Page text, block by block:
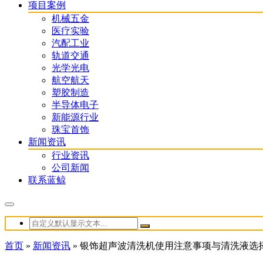
项目案例
机械五金
医疗实验
汽配工业
轨道交通
光学光电
航空航天
塑胶制造
半导体电子
新能源行业
珠宝首饰
新闻资讯
行业资讯
公司新闻
联系蓝鲸
首页 » 新闻资讯 » 银饰超声波清洗机使用注意事项与清洗液选